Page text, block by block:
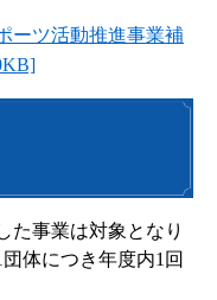
ーツ活動推進事業補
た事業は対象となり
体につき年度内1回